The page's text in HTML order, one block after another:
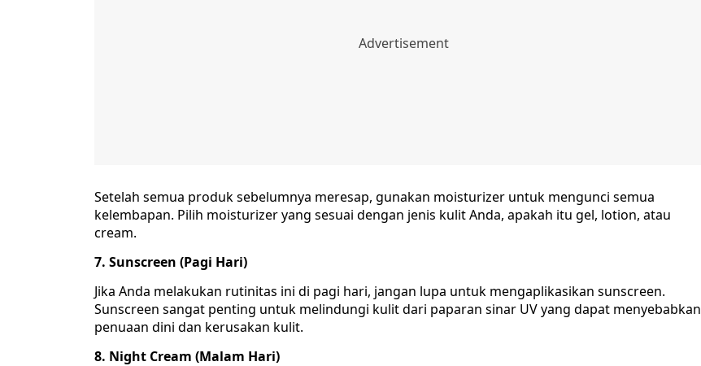
Setelah semua produk sebelumnya meresap, gunakan moisturizer untuk mengunci semua
kelembapan. Pilih moisturizer yang sesuai dengan jenis kulit Anda, apakah itu gel, lotion, atau
cream.
7. Sunscreen (Pagi Hari)
Jika Anda melakukan rutinitas ini di pagi hari, jangan lupa untuk mengaplikasikan sunscreen.
Sunscreen sangat penting untuk melindungi kulit dari paparan sinar UV yang dapat menyebabkan
penuaan dini dan kerusakan kulit.
8. Night Cream (Malam Hari)